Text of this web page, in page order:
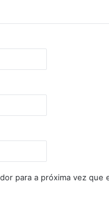
para a próxima vez que